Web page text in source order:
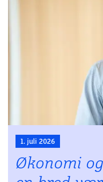
1. juli 2026
Økonomi